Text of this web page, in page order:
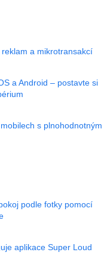
a mikrotransakcí
a Android – postavte si
s plnohodnotným
podle fotky pomocí
aplikace Super Loud